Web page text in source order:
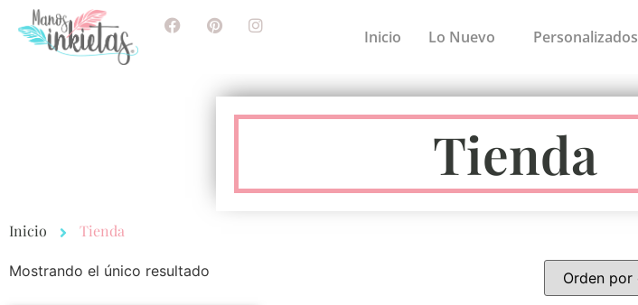
Inicio Lo Nuevo Personalizados
Tienda
Inicio Tienda
Mostrando el único resultado